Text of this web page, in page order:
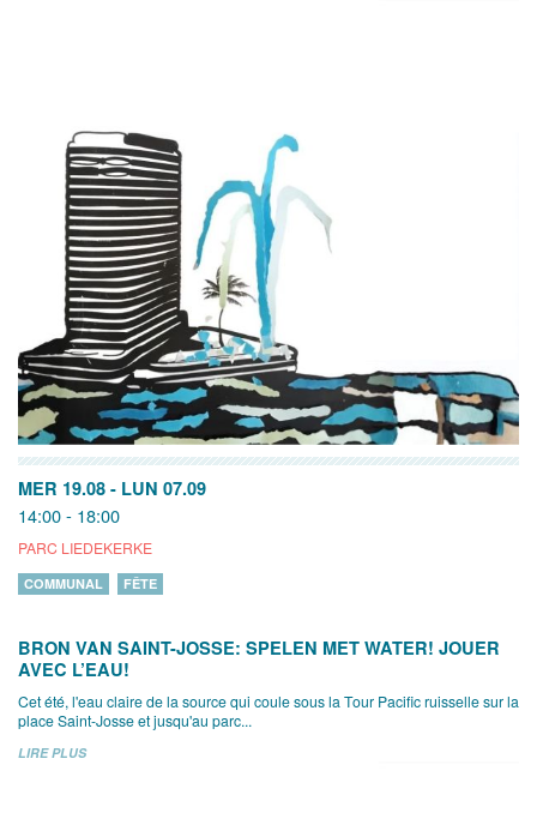
MER 19.08 - LUN 07.09
14:00 - 18:00
PARC LIEDEKERKE
COMMUNAL FÊTE
BRON VAN SAINT-JOSSE: SPELEN MET WATER! JOUER
AVEC L’EAU!
Cet été, l'eau claire de la source qui coule sous la Tour Pacific ruisselle sur la
place Saint-Josse et jusqu'au parc...
LIRE PLUS